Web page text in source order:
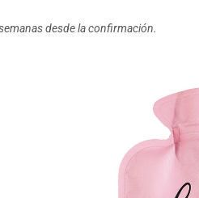
desde la confirmación.